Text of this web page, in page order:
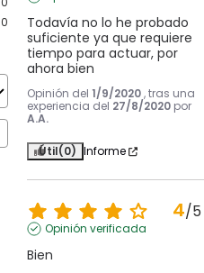
0
Todavía no lo he probado
suficiente ya que requiere
tiempo para actuar, por
ahora bien
Opinión del 1/9/2020 , tras una
experiencia del 27/8/2020 por
A.A.
Útil(0) Informe
4/5
Opinión verificada
Bien